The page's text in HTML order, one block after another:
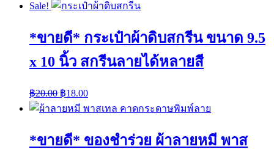
Sale!
*ขายดี* กระเป๋าผ้าดิบสกรีน ขนาด 9.5
x 10 นิ้ว สกรีนลายได้หลายสี
฿20.00 ฿18.00
*ขายดี* ของชำร่วย ผ้าลายหมี พาส